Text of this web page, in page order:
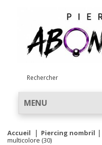
MENU
Accueil Piercing nombril
multicolore (30)